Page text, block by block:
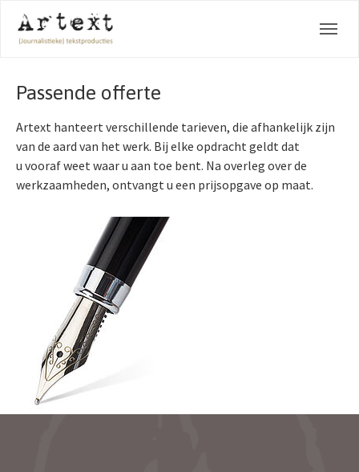
Skip to main navigation
Spring naar hoofd-inhoud
Skip to page footer
Passende offerte
Artext hanteert verschillende tarieven, die afhankelijk zijn
van de aard van het werk. Bij elke opdracht geldt dat
u vooraf weet waar u aan toe bent. Na overleg over de
werkzaamheden, ontvangt u een prijsopgave op maat.